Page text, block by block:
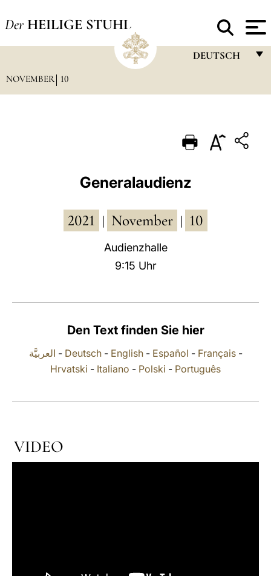
Der HEILIGE STUHL
DEUTSCH
PORTUGUÊS
POLSKI
NOVEMBER 10
Generalaudienz
2021 November 10
Audienzhalle
9:15 Uhr
Den Text finden Sie hier
العربيَّة - Deutsch- English- Español - Français-
Hrvatski - Italiano - Polski - Português
VIDEO